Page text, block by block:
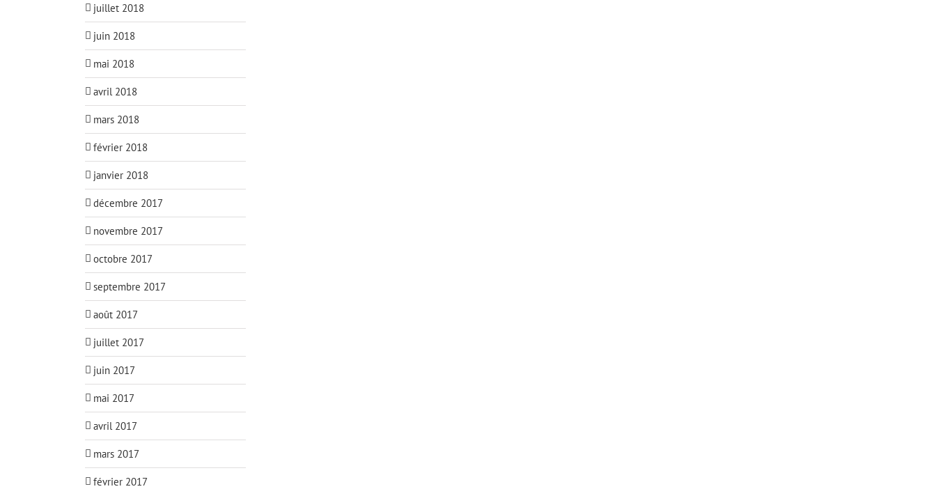
juillet 2018
juin 2018
mai 2018
avril 2018
mars 2018
février 2018
janvier 2018
décembre 2017
novembre 2017
octobre 2017
septembre 2017
août 2017
juillet 2017
juin 2017
mai 2017
avril 2017
mars 2017
février 2017